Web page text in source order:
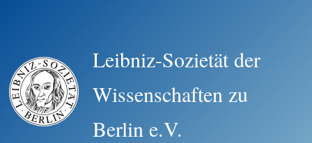
Leibniz-Sozietät der
Wissenschaften zu
Berlin e.V.